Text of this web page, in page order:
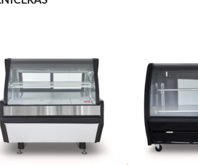
Añadir
lista de